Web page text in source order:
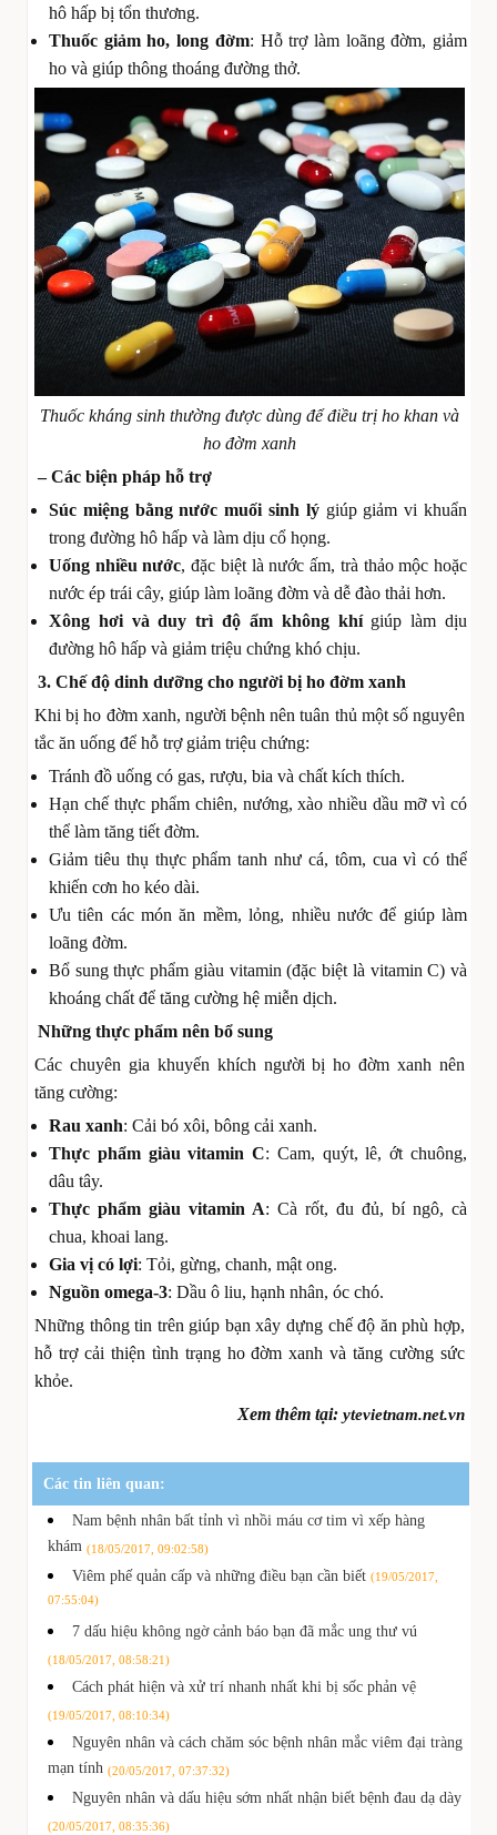
hô hấp bị tổn thương.
Thuốc giảm ho, long đờm: Hỗ trợ làm loãng đờm, giảm
ho và giúp thông thoáng đường thở.
Thuốc kháng sinh thường được dùng để điều trị ho khan và
ho đờm xanh
– Các biện pháp hỗ trợ
Súc miệng bằng nước muối sinh lýgiúp giảm vi khuẩn
trong đường hô hấp và làm dịu cổ họng.
Uống nhiều nước, đặc biệt là nước ấm, trà thảo mộc hoặc
nước ép trái cây, giúp làm loãng đờm và dễ đào thải hơn.
Xông hơi và duy trì độ ẩm không khígiúp làm dịu
đường hô hấp và giảm triệu chứng khó chịu.
3. Chế độ dinh dưỡng cho người bị ho đờm xanh
Khi bị ho đờm xanh, người bệnh nên tuân thủ một số nguyên
tắc ăn uống để hỗ trợ giảm triệu chứng:
Tránh đồ uống có gas, rượu, bia và chất kích thích.
Hạn chế thực phẩm chiên, nướng, xào nhiều dầu mỡ vì có
thể làm tăng tiết đờm.
Giảm tiêu thụ thực phẩm tanh như cá, tôm, cua vì có thể
khiến cơn ho kéo dài.
Ưu tiên các món ăn mềm, lỏng, nhiều nước để giúp làm
loãng đờm.
Bổ sung thực phẩm giàu vitamin (đặc biệt là vitamin C) và
khoáng chất để tăng cường hệ miễn dịch.
Những thực phẩm nên bổ sung
Các chuyên gia khuyến khích người bị ho đờm xanh nên
tăng cường:
Rau xanh: Cải bó xôi, bông cải xanh.
Thực phẩm giàu vitamin C: Cam, quýt, lê, ớt chuông,
dâu tây.
Thực phẩm giàu vitamin A: Cà rốt, đu đủ, bí ngô, cà
chua, khoai lang.
Gia vị có lợi: Tỏi, gừng, chanh, mật ong.
Nguồn omega-3: Dầu ô liu, hạnh nhân, óc chó.
Những thông tin trên giúp bạn xây dựng chế độ ăn phù hợp,
hỗ trợ cải thiện tình trạng ho đờm xanh và tăng cường sức
khỏe.
Xem thêm tại: ytevietnam.net.vn
Các tin liên quan:
Nam bệnh nhân bất tỉnh vì nhồi máu cơ tim vì xếp hàng
khám (18/05/2017, 09:02:58)
Viêm phế quản cấp và những điều bạn cần biết (19/05/2017,
07:55:04)
7 dấu hiệu không ngờ cảnh báo bạn đã mắc ung thư vú
(18/05/2017, 08:58:21)
Cách phát hiện và xử trí nhanh nhất khi bị sốc phản vệ
(19/05/2017, 08:10:34)
Nguyên nhân và cách chăm sóc bệnh nhân mắc viêm đại tràng
mạn tính (20/05/2017, 07:37:32)
Nguyên nhân và dấu hiệu sớm nhất nhận biết bệnh đau dạ dày
(20/05/2017, 08:35:36)